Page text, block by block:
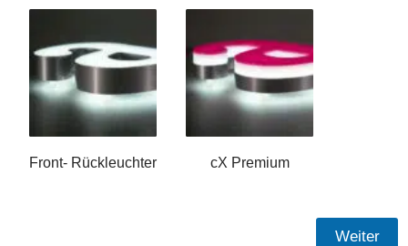
Front- Rückleuchter cX Premium
Weiter